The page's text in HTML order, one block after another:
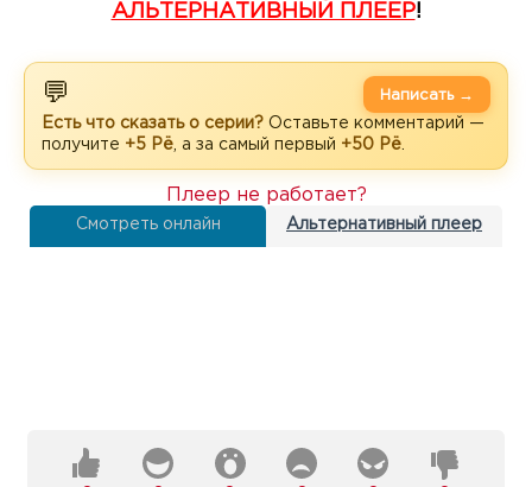
АЛЬТЕРНАТИВНЫЙ ПЛЕЕР!
💬
Есть что сказать о серии? Оставьте комментарий —
получите +5 Рё , а за самый первый +50 Рё
Написать →
Смотреть онлайн Альтернативный плеер
Плеер не работает?